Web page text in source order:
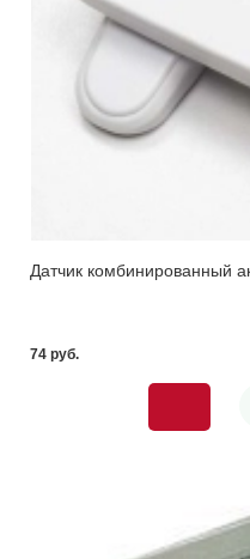
Датчик комбинированный
74 pуб.